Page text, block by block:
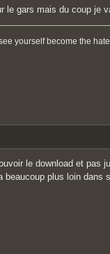
le gars mais du coup je
yourself become the
le download et pas
plus loin dans